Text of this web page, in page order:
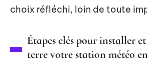
choix réfléchi, loin de toute
Étapes clés pour installer
terre votre station météo